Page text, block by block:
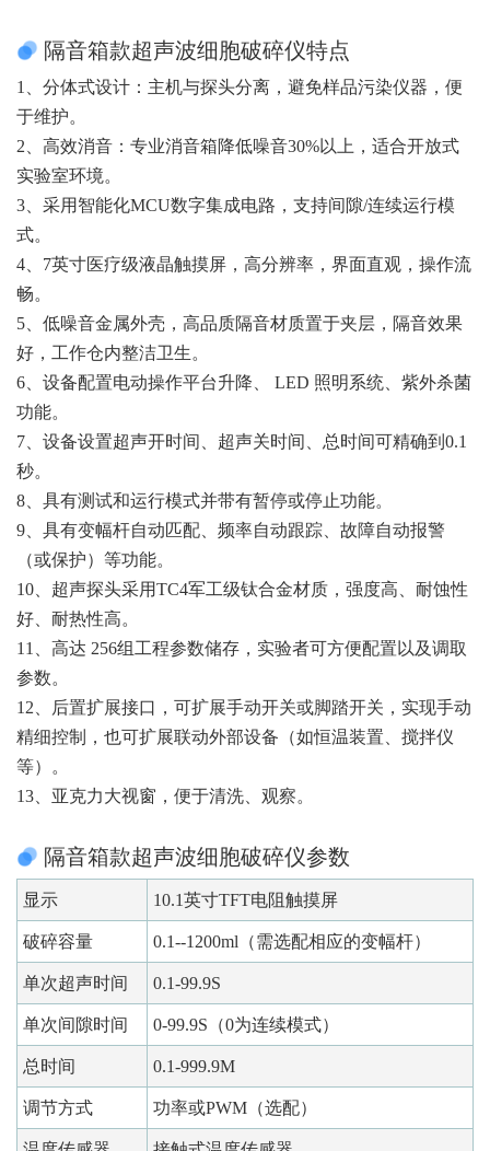
隔音箱款超声波细胞破碎仪特点
1、分体式设计：主机与探头分离，避免样品污染仪器，便
于维护。
2、高效消音：专业消音箱降低噪音30%以上，适合开放式
实验室环境。
3、采用智能化MCU数字集成电路，支持间隙/连续运行模
式。
4、7英寸医疗级液晶触摸屏，高分辨率，界面直观，操作流
畅。
5、低噪音金属外壳，高品质隔音材质置于夹层，隔音效果
好，工作仓内整洁卫生。
6、设备配置电动操作平台升降、 LED 照明系统、紫外杀菌
功能。
7、设备设置超声开时间、超声关时间、总时间可精确到0.1
秒。
8、具有测试和运行模式并带有暂停或停止功能。
9、具有变幅杆自动匹配、频率自动跟踪、故障自动报警
（或保护）等功能。
10、超声探头采用TC4军工级钛合金材质，强度高、耐蚀性
好、耐热性高。
11、高达 256组工程参数储存，实验者可方便配置以及调取
参数。
12、后置扩展接口，可扩展手动开关或脚踏开关，实现手动
精细控制，也可扩展联动外部设备（如恒温装置、搅拌仪
等）。
13、亚克力大视窗，便于清洗、观察。
隔音箱款超声波细胞破碎仪参数
显示 10.1英寸TFT电阻触摸屏
破碎容量 0.1--1200ml（需选配相应的变幅杆）
单次超声时间 0.1-99.9S
单次间隙时间 0-99.9S（0为连续模式）
总时间 0.1-999.9M
调节方式 功率或PWM（选配）